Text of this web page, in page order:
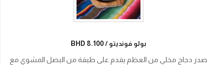
بولو فونديتو BHD 8.100
صدر دجاج مخلي من العظم يقدم على طبقة من البصل المشوي مع